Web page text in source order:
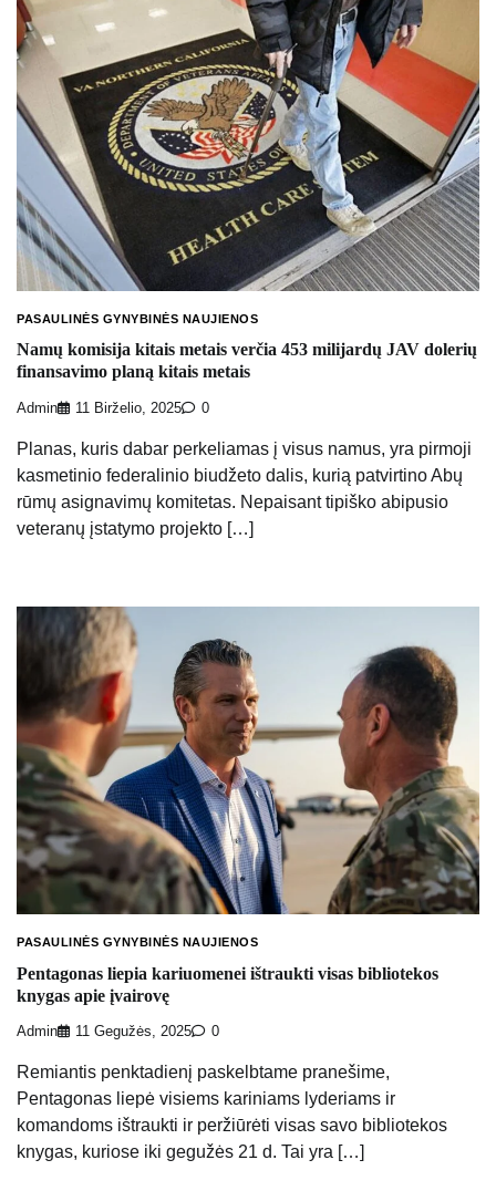
PASAULINĖS GYNYBINĖS NAUJIENOS
Namų komisija kitais metais verčia 453 milijardų JAV dolerių
finansavimo planą kitais metais
Admin 11 Birželio, 2025 0
Planas, kuris dabar perkeliamas į visus namus, yra pirmoji
kasmetinio federalinio biudžeto dalis, kurią patvirtino Abų
rūmų asignavimų komitetas. Nepaisant tipiško abipusio
veteranų įstatymo projekto […]
PASAULINĖS GYNYBINĖS NAUJIENOS
Pentagonas liepia kariuomenei ištraukti visas bibliotekos
knygas apie įvairovę
Admin 11 Gegužės, 2025 0
Remiantis penktadienį paskelbtame pranešime,
Pentagonas liepė visiems kariniams lyderiams ir
komandoms ištraukti ir peržiūrėti visas savo bibliotekos
knygas, kuriose iki gegužės 21 d. Tai yra […]